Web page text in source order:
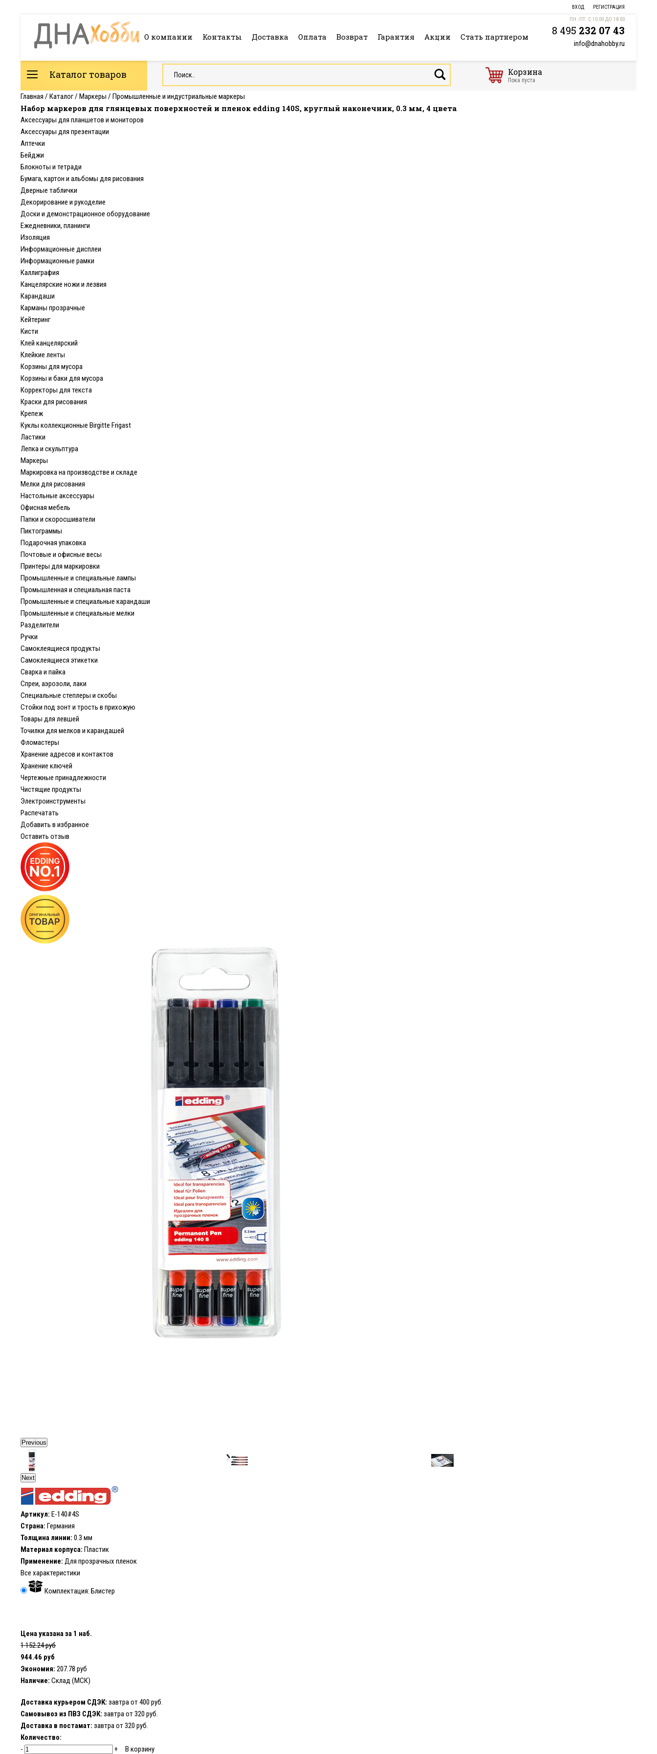
ВХОД РЕГИСТРАЦИЯ
О компании Контакты Доставка Оплата Возврат Гарантия Акции Стать партнером
ПН.-ПТ. С 10:00 ДО 18:00
8 495 232 07 43
info@dnahobby.ru
Каталог товаров Корзина
Пока пуста
Главная / Каталог/ Маркеры / Промышленные и индустриальные маркеры
Набор мaркеров для глянцевых поверхностей и пленок edding 140S, круглый наконечник, 0.3 мм, 4 цвета
Аксессуары для планшетов и мониторов
Аксессуары для презентации
Аптечки
Бейджи
Блокноты и тетради
Бумага, картон и альбомы для рисования
Дверные таблички
Декорирование и рукоделие
Доски и демонстрационное оборудование
Ежедневники, планинги
Изоляция
Информационные дисплеи
Информационные рамки
Каллиграфия
Канцелярские ножи и лезвия
Карандаши
Карманы прозрачные
Кейтеринг
Кисти
Клей канцелярский
Клейкие ленты
Корзины для мусора
Корзины и баки для мусора
Корректоры для текста
Краски для рисования
Крепеж
Куклы коллекционные Birgitte Frigast
Ластики
Лепка и скульптура
Маркеры
Маркировка на производстве и складе
Мелки для рисования
Настольные аксессуары
Офисная мебель
Папки и скоросшиватели
Пиктограммы
Подарочная упаковка
Почтовые и офисные весы
Принтеры для маркировки
Промышленные и специальные лампы
Промышленная и специальная паста
Промышленные и специальные карандаши
Промышленные и специальные мелки
Разделители
Ручки
Самоклеящиеся продукты
Самоклеящиеся этикетки
Сварка и пайка
Спреи, аэрозоли, лаки
Специальные степлеры и скобы
Стойки под зонт и трость в прихожую
Товары для левшей
Точилки для мелков и карандашей
Фломастеры
Хранение адресов и контактов
Хранение ключей
Чертежные принадлежности
Чистящие продукты
Электроинструменты
Распечатать
Добавить в избранное
Оставить отзыв
Previous
Next
Артикул: E-140#4S
Страна: Германия
Толщина линии: 0.3 мм
Материал корпуса: Пластик
Применение: Для прозрачных пленок
Все характеристики
Комплектация: Блистер
Цена указана за 1 наб.
1 152.24 руб
944.46 руб
Экономия: 207.78 руб
Наличие: Склад (МСК)
Доставка курьером СДЭК: завтра от 400 руб.
Самовывоз из ПВЗ СДЭК: завтра от 320 руб.
Доставка в постамат: завтра от 320 руб.
Количество:
-
+ В корзину